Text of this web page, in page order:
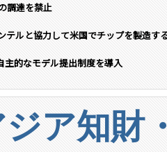
調達を禁止
テルと協力して米国でチップを製造す
主的なモデル提出制度を導入
ジア知財